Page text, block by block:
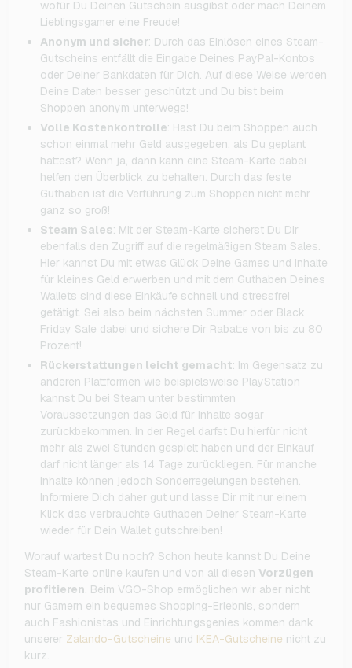
wofür Du Deinen Gutschein ausgibst oder mach Deinem
Lieblingsgamer eine Freude!
Anonym und sicher: Durch das Einlösen eines Steam-
Gutscheins entfällt die Eingabe Deines PayPal-Kontos
oder Deiner Bankdaten für Dich. Auf diese Weise werden
Deine Daten besser geschützt und Du bist beim
Shoppen anonym unterwegs!
Volle Kostenkontrolle: Hast Du beim Shoppen auch
schon einmal mehr Geld ausgegeben, als Du geplant
hattest? Wenn ja, dann kann eine Steam-Karte dabei
helfen den Überblick zu behalten. Durch das feste
Guthaben ist die Verführung zum Shoppen nicht mehr
ganz so groß!
Steam Sales: Mit der Steam-Karte sicherst Du Dir
ebenfalls den Zugriff auf die regelmäßigen Steam Sales.
Hier kannst Du mit etwas Glück Deine Games und Inhalte
für kleines Geld erwerben und mit dem Guthaben Deines
Wallets sind diese Einkäufe schnell und stressfrei
getätigt. Sei also beim nächsten Summer oder Black
Friday Sale dabei und sichere Dir Rabatte von bis zu 80
Prozent!
Rückerstattungen leicht gemacht: Im Gegensatz zu
anderen Plattformen wie beispielsweise PlayStation
kannst Du bei Steam unter bestimmten
Voraussetzungen das Geld für Inhalte sogar
zurückbekommen. In der Regel darfst Du hierfür nicht
mehr als zwei Stunden gespielt haben und der Einkauf
darf nicht länger als 14 Tage zurückliegen. Für manche
Inhalte können jedoch Sonderregelungen bestehen.
Informiere Dich daher gut und lasse Dir mit nur einem
Klick das verbrauchte Guthaben Deiner Steam-Karte
wieder für Dein Wallet gutschreiben!
Worauf wartest Du noch? Schon heute kannst Du Deine
Steam-Karte online kaufen und von all diesen Vorzügen
profitieren. Beim VGO-Shop ermöglichen wir aber nicht
nur Gamern ein bequemes Shopping-Erlebnis, sondern
auch Fashionistas und Einrichtungsgenies kommen dank
unserer Zalando-Gutscheine und IKEA-Gutscheine nicht zu
kurz.